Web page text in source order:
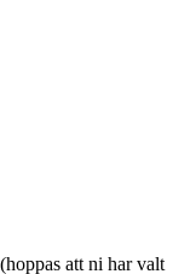
att ni har valt